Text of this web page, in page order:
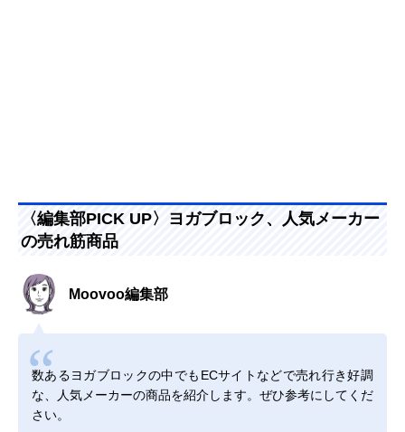
〈編集部PICK UP〉ヨガブロック、人気メーカー
の売れ筋商品
Moovoo編集部
数あるヨガブロックの中でもECサイトなどで売れ行き好調
な、人気メーカーの商品を紹介します。ぜひ参考にしてくだ
さい。